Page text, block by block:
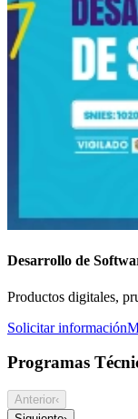
Desarrollo de
Productos digitales,
Solicitar información
Programas
Anterior‹